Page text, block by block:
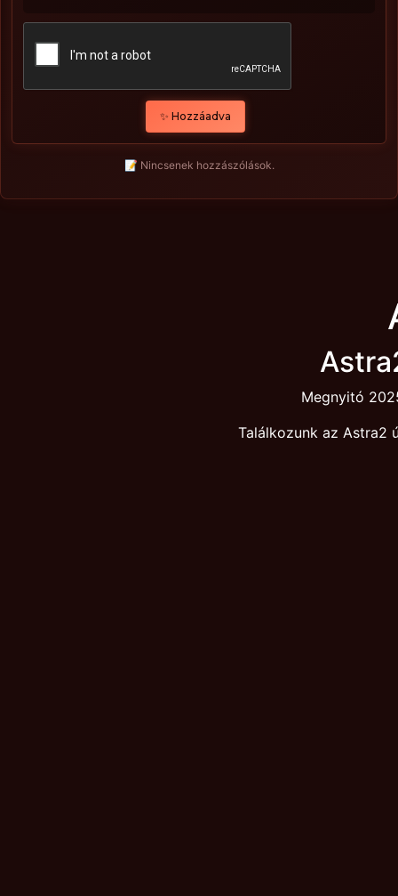
✨ Hozzáadva
📝 Nincsenek hozzászólások.
Megnyitó
Találkozunk az Astra2